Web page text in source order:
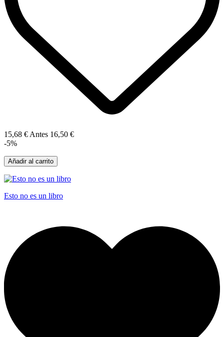
15,68 €Antes 16,50 €
-5%
Añadir al carrito
Esto no es un libro